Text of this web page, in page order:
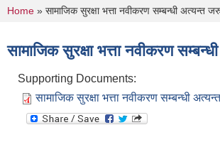
You are here
Home » सामाजिक सुरक्षा भत्ता नवीकरण सम्बन्धी अत्यन्त
सामाजिक सुरक्षा भत्ता नवीकरण
Supporting Documents:
सामाजिक सुरक्षा भत्ता नवीकरण सम्बन्धी